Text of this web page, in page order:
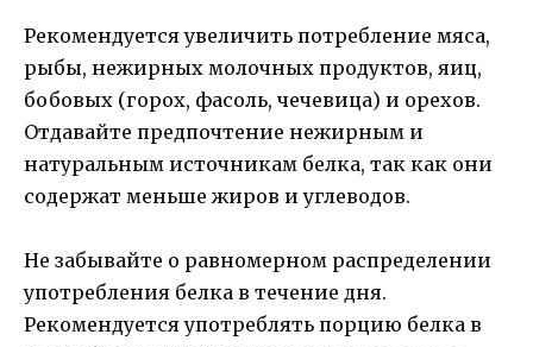
Рекомендуется увеличить потребление мяса,
рыбы, нежирных молочных продуктов, яиц,
бобовых (горох, фасоль, чечевица) и орехов.
Отдавайте предпочтение нежирным и
натуральным источникам белка, так как они
содержат меньше жиров и углеводов.
Не забывайте о равномерном распределении
употребления белка в течение дня.
Рекомендуется употреблять порцию белка в